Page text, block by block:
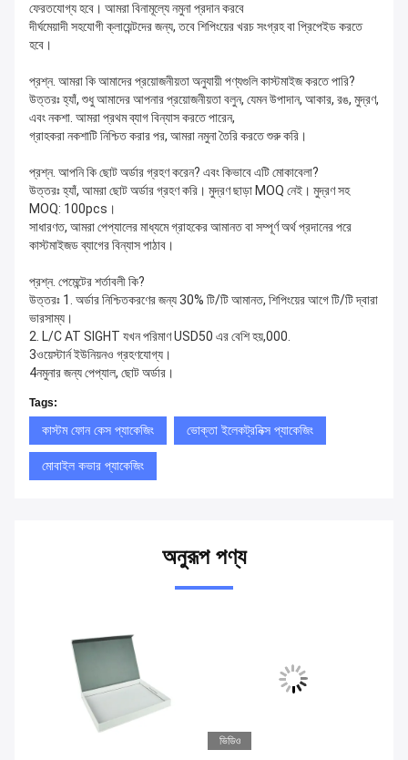
ফেরতযোগ্য হবে। আমরা বিনামূল্যে নমুনা প্রদান করবে
দীর্ঘমেয়াদী সহযোগী ক্লায়েন্টদের জন্য, তবে শিপিংয়ের খরচ সংগ্রহ বা প্রিপেইড করতে
হবে।
প্রশ্ন. আমরা কি আমাদের প্রয়োজনীয়তা অনুযায়ী পণ্যগুলি কাস্টমাইজ করতে পারি?
উত্তরঃ হ্যাঁ, শুধু আমাদের আপনার প্রয়োজনীয়তা বলুন, যেমন উপাদান, আকার, রঙ, মুদ্রণ,
এবং নকশা. আমরা প্রথম ব্যাগ বিন্যাস করতে পারেন,
গ্রাহকরা নকশাটি নিশ্চিত করার পর, আমরা নমুনা তৈরি করতে শুরু করি।
প্রশ্ন. আপনি কি ছোট অর্ডার গ্রহণ করেন? এবং কিভাবে এটি মোকাবেলা?
উত্তরঃ হ্যাঁ, আমরা ছোট অর্ডার গ্রহণ করি। মুদ্রণ ছাড়া MOQ নেই। মুদ্রণ সহ
MOQ: 100pcs।
সাধারণত, আমরা পেপ্যালের মাধ্যমে গ্রাহকের আমানত বা সম্পূর্ণ অর্থ প্রদানের পরে
কাস্টমাইজড ব্যাগের বিন্যাস পাঠাব।
প্রশ্ন. পেমেন্টের শর্তাবলী কি?
উত্তরঃ 1. অর্ডার নিশ্চিতকরণের জন্য 30% টি/টি আমানত, শিপিংয়ের আগে টি/টি দ্বারা
ভারসাম্য।
2. L/C AT SIGHT যখন পরিমাণ USD50 এর বেশি হয়,000.
3ওয়েস্টার্ন ইউনিয়নও গ্রহণযোগ্য।
4নমুনার জন্য পেপ্যাল, ছোট অর্ডার।
Tags:
কাস্টম ফোন কেস প্যাকেজিং ভোক্তা ইলেকট্রনিক্স প্যাকেজিং
মোবাইল কভার প্যাকেজিং
অনুরূপ পণ্য
ভিডিও